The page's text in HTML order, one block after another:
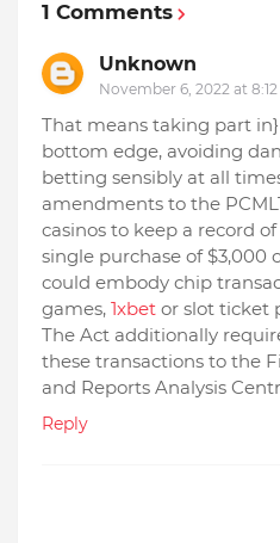
1 Comments
Unknown
November 6, 2022 at 8:12
That means taking part
bottom edge, avoiding
betting sensibly at all
amendments to the
casinos to keep a record
single purchase of $3,000
could embody chip
games, 1xbet or slot ticket
The Act additionally
these transactions to the
and Reports Analysis
Reply